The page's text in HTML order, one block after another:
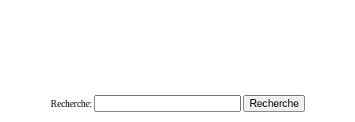
Recherche: